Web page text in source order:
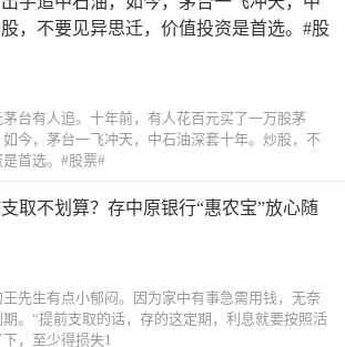
，不要见异思迁，价值投资是首选。#股
台有人追。十年前，有人花百元买了一万股茅
今，茅台一飞冲天，中石油深套十年。炒股，不
首选。#股票#
取不划算？存中原银行“惠农宝”放心随
先生有点小郁闷。因为家中有事急需用钱，无奈
。“提前支取的话，存的这定期，利息就要按照活
，至少得损失1